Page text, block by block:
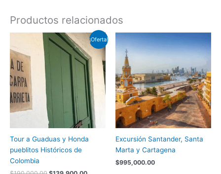
Productos relacionados
¡Oferta!
Tour a Guaduas y Honda
pueblitos Históricos de
Colombia
El
precio
original
$190,000.00.
El
precio
actual
es:
$139,900.00.
Excursión Santander, Santa
Marta y Cartagena
$995,000.00